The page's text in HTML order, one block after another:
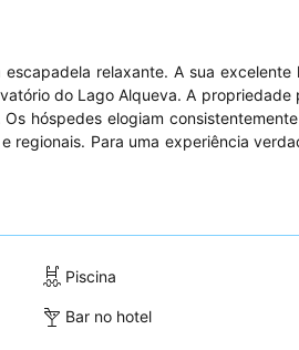
relaxante. A sua excelente
do Lago Alqueva. A propriedade
hóspedes elogiam
regionais. Para uma experiência
Piscina
Bar no hotel